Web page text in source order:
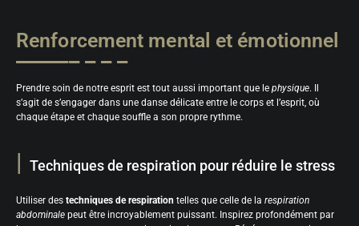
Renforcement mental et émotionnel
Prendre soin de notre esprit est tout aussi important que le physique. Il
s’agit de s’engager dans une danse délicate entre le corps et l’esprit, où
chaque étape et chaque souffle a son propre rythme.
Techniques de respiration pour réduire le stress
Utiliser des techniques de respiration telles que celle de la respiration
abdominale peut être incroyablement puissant. Inspirez profondément par